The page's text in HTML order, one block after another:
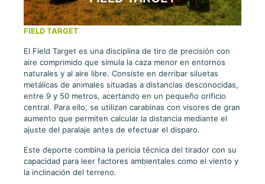
FIELDTARGET
El Field Target es una disciplina de tiro de precisión con
aire comprimido que simula la caza menor en entornos
naturales y al aire libre. Consiste en derribar siluetas
metálicas de animales situadas a distancias desconocidas,
entre 9 y 50 metros, acertando en un pequeño orificio
central. Para ello, se utilizan carabinas con visores de gran
aumento que permiten calcular la distancia mediante el
ajuste del paralaje antes de efectuar el disparo.
Este deporte combina la pericia técnica del tirador con su
capacidad para leer factores ambientales como el viento y
la inclinación del terreno.